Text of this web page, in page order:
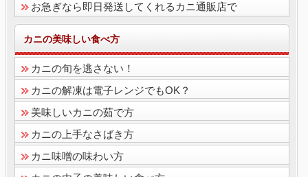
お急ぎなら即日発送してくれるカニ通販店で
カニの美味しい食べ方
カニの旬を逃さない！
カニの解凍は電子レンジでもOK？
美味しいカニの茹で方
カニの上手なさばき方
カニ味噌の味わい方